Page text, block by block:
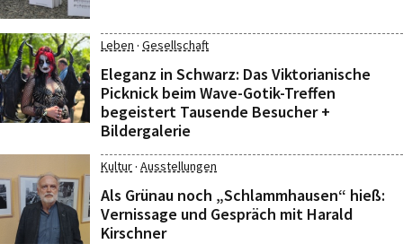
Leben · Gesellschaft
Eleganz in Schwarz: Das Viktorianische
Picknick beim Wave-Gotik-Treffen
begeistert Tausende Besucher +
Bildergalerie
Kultur· Ausstellungen
Als Grünau noch „Schlammhausen“ hieß:
Vernissage und Gespräch mit Harald
Kirschner